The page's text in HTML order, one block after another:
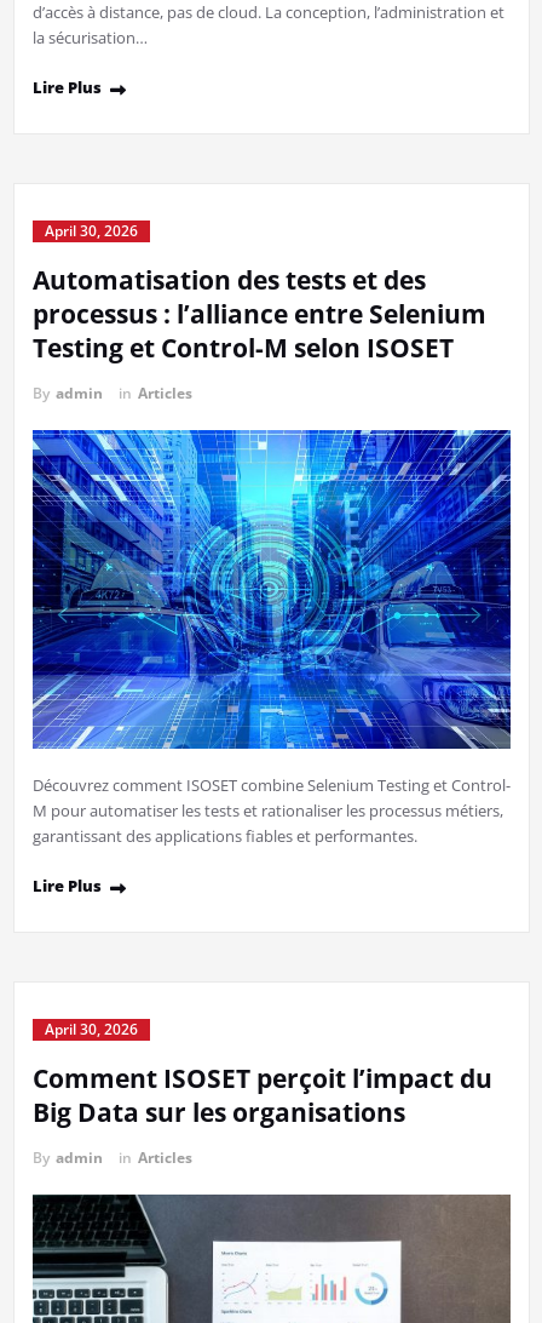
d’accès à distance, pas de cloud. La conception, l’administration et
la sécurisation…
Lire Plus
April 30, 2026
Automatisation des tests et des
processus : l’alliance entre Selenium
Testing et Control-M selon ISOSET
By admin in Articles
Découvrez comment ISOSET combine Selenium Testing et Control-
M pour automatiser les tests et rationaliser les processus métiers,
garantissant des applications fiables et performantes.
Lire Plus
April 30, 2026
Comment ISOSET perçoit l’impact du
Big Data sur les organisations
By admin in Articles